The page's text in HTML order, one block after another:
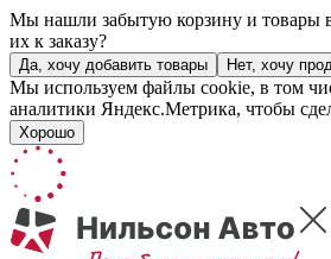
Мы нашли забытую корзину и товары
их к заказу?
Да, хочу добавить товары Нет, хочу
Мы используем файлы cookie, в том
аналитики Яндекс.Метрика, чтобы
Хорошо